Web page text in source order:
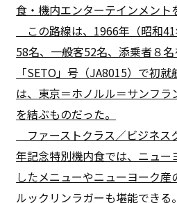
食・機内エンターテインメント
この路線は、1966年（昭和
58名、一般客52名、添乗者８
「SETO」号（JA8015）で初
は、東京＝ホノルル＝サンフラ
を結ぶものだった。
ファーストクラス／ビジネス
年記念特別機内食では、ニュー
したメニューやニューヨーク
ルックリンラガーも堪能できる